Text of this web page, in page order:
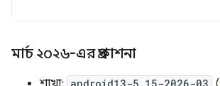
মার্চ ২০২৬-এর প্রকাশনা